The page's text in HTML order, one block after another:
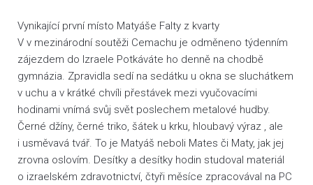
Vynikající první místo Matyáše Falty z kvarty
V v mezinárodní soutěži Cemachu je odměneno týdenním
zájezdem do Izraele Potkáváte ho denně na chodbě
gymnázia. Zpravidla sedí na sedátku u okna se sluchátkem
v uchu a v krátké chvíli přestávek mezi vyučovacími
hodinami vnímá svůj svět poslechem metalové hudby.
Černé džíny, černé triko, šátek u krku, hloubavý výraz , ale
i usměvavá tvář. To je Matyáš neboli Mates či Maty, jak jej
zrovna oslovím. Desítky a desítky hodin studoval materiál
o izraelském zdravotnictví, čtyři měsíce zpracovával na PC